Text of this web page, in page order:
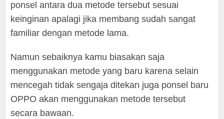
ponsel antara dua metode tersebut sesuai
keinginan apalagi jika membang sudah sangat
familiar dengan metode lama.
Namun sebaiknya kamu biasakan saja
menggunakan metode yang baru karena selain
mencegah tidak sengaja ditekan juga ponsel baru
OPPO akan menggunakan metode tersebut
secara bawaan.